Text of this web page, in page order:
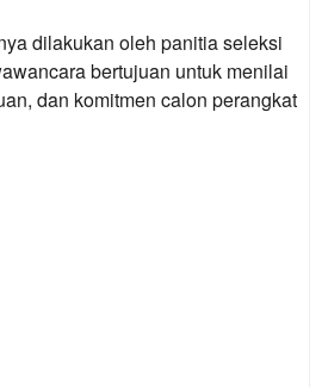
dilakukan oleh panitia seleksi
bertujuan untuk menilai
dan komitmen calon perangkat